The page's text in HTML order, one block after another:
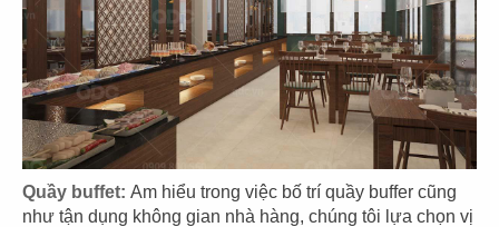
Quầy buffet: Am hiểu trong việc bố trí quầy buffer cũng
như tận dụng không gian nhà hàng, chúng tôi lựa chọn vị
83
BARTELS
CN Thảo Điền, Q.2
TAO CHA
CN Thủ Dầu Một